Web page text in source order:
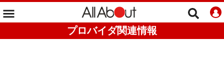
プロバイダ関連情報